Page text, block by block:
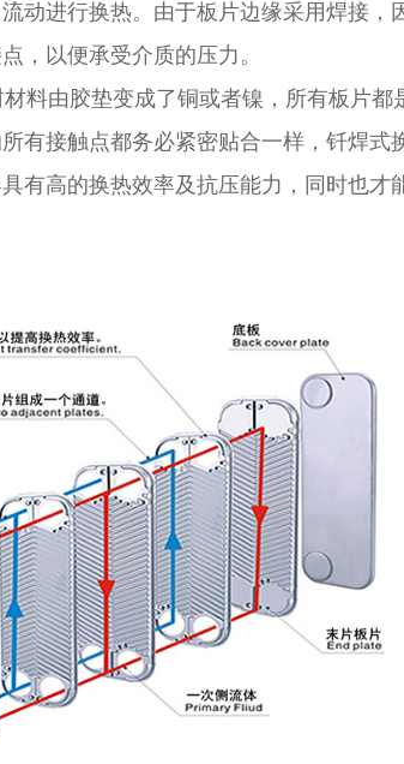
动进行换热。由于板片边缘采用焊接，
，以便承受介质的压力。
料由胶垫变成了铜或者镍，所有板片都
有接触点都务必紧密贴合一样，钎焊式
有高的换热效率及抗压能力，同时也才